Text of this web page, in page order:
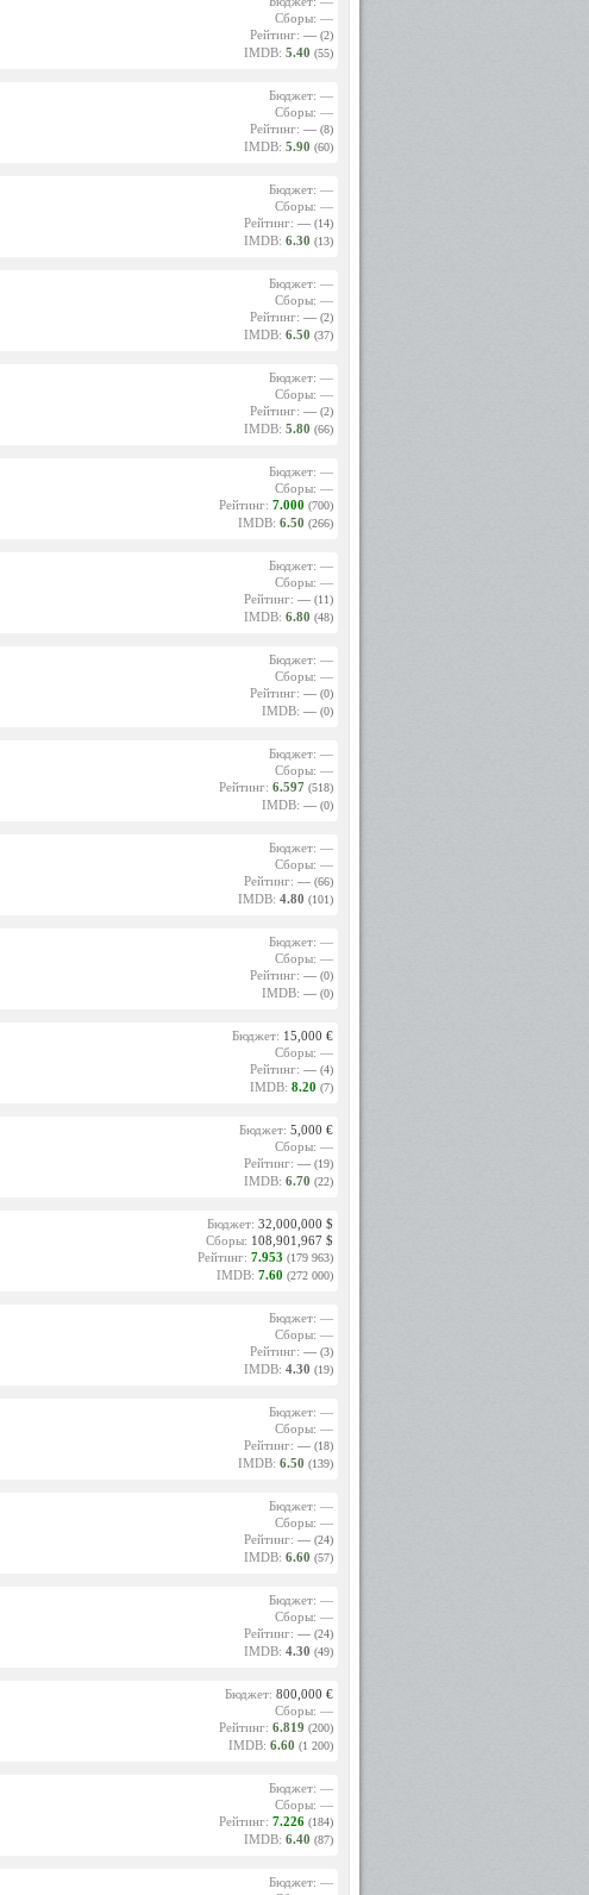
Сборы: —
Рейтинг: — (2)
IMDB: 5.40 (55)
Бюджет: —
Сборы: —
Рейтинг: — (8)
IMDB: 5.90 (60)
Бюджет: —
Сборы: —
Рейтинг: — (14)
IMDB: 6.30 (13)
Бюджет: —
Сборы: —
Рейтинг: — (2)
IMDB: 6.50 (37)
Бюджет: —
Сборы: —
Рейтинг: — (2)
IMDB: 5.80 (66)
Бюджет: —
Сборы: —
Рейтинг: 7.000 (700)
IMDB: 6.50 (266)
Бюджет: —
Сборы: —
Рейтинг: — (11)
IMDB: 6.80 (48)
Бюджет: —
Сборы: —
Рейтинг: — (0)
IMDB: — (0)
Бюджет: —
Сборы: —
Рейтинг: 6.597 (518)
IMDB: — (0)
Бюджет: —
Сборы: —
Рейтинг: — (66)
IMDB: 4.80 (101)
Бюджет: —
Сборы: —
Рейтинг: — (0)
IMDB: — (0)
Бюджет: 15,000 €
Сборы: —
Рейтинг: — (4)
IMDB: 8.20 (7)
Бюджет: 5,000 €
Сборы: —
Рейтинг: — (19)
IMDB: 6.70 (22)
Бюджет: 32,000,000 $
Сборы: 108,901,967 $
Рейтинг: 7.953 (179 963)
IMDB: 7.60 (272 000)
Бюджет: —
Сборы: —
Рейтинг: — (3)
IMDB: 4.30 (19)
Бюджет: —
Сборы: —
Рейтинг: — (18)
IMDB: 6.50 (139)
Бюджет: —
Сборы: —
Рейтинг: — (24)
IMDB: 6.60 (57)
Бюджет: —
Сборы: —
Рейтинг: — (24)
IMDB: 4.30 (49)
Бюджет: 800,000 €
Сборы: —
Рейтинг: 6.819 (200)
IMDB: 6.60 (1 200)
Бюджет: —
Сборы: —
Рейтинг: 7.226 (184)
IMDB: 6.40 (87)
Бюджет: —